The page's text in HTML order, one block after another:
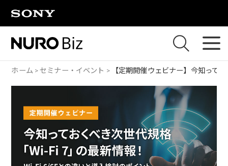
ホーム セミナー・イベント 【定期開催ウェビナー】 今知って